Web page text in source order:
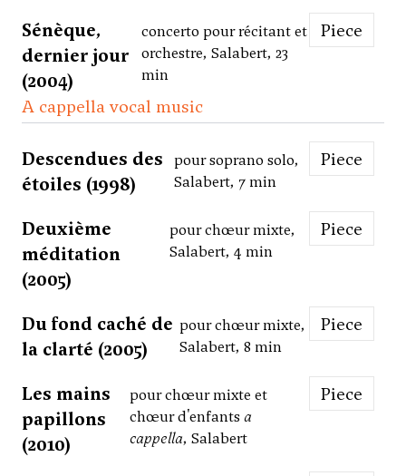
Sénèque,
dernier jour
(2004)
concerto pour récitant et
orchestre, Salabert, 23
min
Piece
A cappella vocal music
Descendues des
étoiles (1998)
pour soprano solo,
Salabert, 7 min
Piece
Deuxième
méditation
(2005)
pour chœur mixte,
Salabert, 4 min
Piece
Du fond caché de
la clarté (2005)
pour chœur mixte,
Salabert, 8 min
Piece
Les mains
papillons
(2010)
pour chœur mixte et
chœur d'enfants a
cappella, Salabert
Piece